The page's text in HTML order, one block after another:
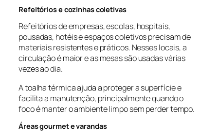
Refeitórios e cozinhas coletivas
Refeitórios de empresas, escolas, hospitais,
pousadas, hotéis e espaços coletivos precisam de
materiais resistentes e práticos. Nesses locais, a
circulação é maior e as mesas são usadas várias
vezes ao dia.
A toalha térmica ajuda a proteger a superfície e
facilita a manutenção, principalmente quando o
foco é manter o ambiente limpo sem perder tempo.
Áreas gourmet e varandas